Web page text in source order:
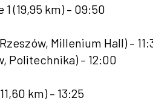
1 (19,95 km) – 09:50
Millenium Hall) –
Politechnika) – 12:00
km) – 13:25